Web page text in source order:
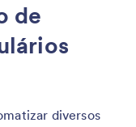
de
diversos